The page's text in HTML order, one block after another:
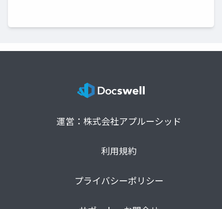
運営：株式会社アプルーシッド
利用規約
プライバシーポリシー